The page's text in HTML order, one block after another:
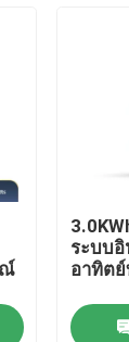
ณ์
ระบบอิ
อาทิต